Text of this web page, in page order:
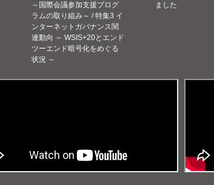
～国際会議参加支援プログ
ラムの取り組み～ / 特集3 イ
ンターネットガバナンス関
連動向 ～ WSIS+20とエンド
ツーエンド暗号化をめぐる
状況 ～
ました